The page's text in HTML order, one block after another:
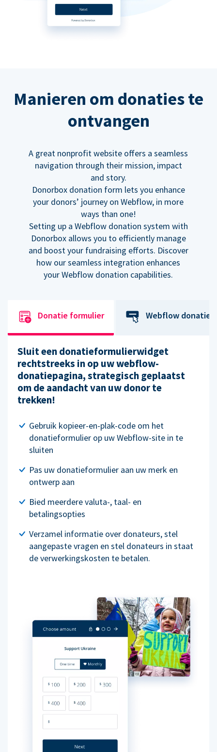
Manieren om donaties te
ontvangen
A great nonprofit website offers a seamless
navigation through their mission, impact
and story.
Donorbox donation form lets you enhance
your donors’ journey on Webflow, in more
ways than one!
Setting up a Webflow donation system with
Donorbox allows you to efficiently manage
and boost your fundraising efforts. Discover
how our seamless integration enhances
your Webflow donation capabilities.
Donatie formulier Webflow
Sluit een donatieformulierwidget
rechtstreeks in op uw webflow-
donatiepagina, strategisch geplaatst
om de aandacht van uw donor te
trekken!
Gebruik kopieer-en-plak-code om het
donatieformulier op uw Webflow-site in te
sluiten
Pas uw donatieformulier aan uw merk en
ontwerp aan
Bied meerdere valuta-, taal- en
betalingsopties
Verzamel informatie over donateurs, stel
aangepaste vragen en stel donateurs in staat
de verwerkingskosten te betalen.